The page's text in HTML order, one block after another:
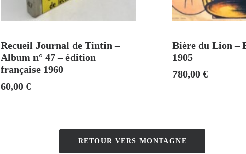
Recueil Journal de Tintin –
Album n° 47 – édition
française 1960
60,00 €
Bière du Lion –
1905
780,00€
RETOUR VERS MONTAGNE